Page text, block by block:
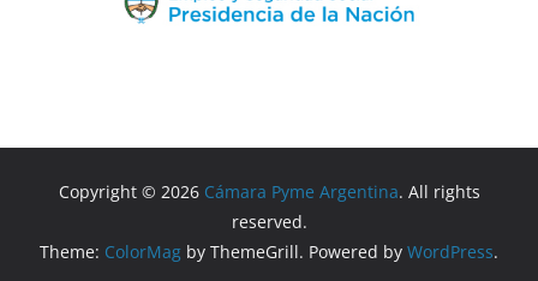
Copyright © 2026 Cámara Pyme Argentina. All rights
reserved.
Theme: ColorMag by ThemeGrill. Powered by WordPress.